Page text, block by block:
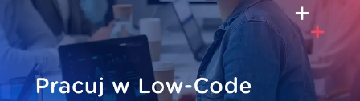
Zapisz się na studia